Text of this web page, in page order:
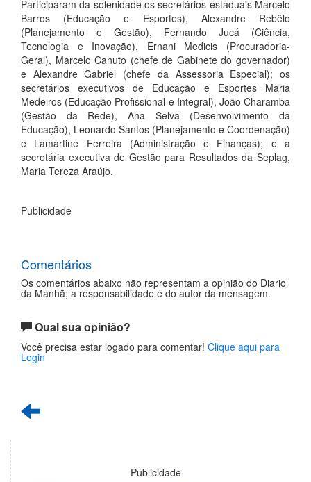
Participaram da solenidade os secretários estaduais Marcelo
Barros (Educação e Esportes), Alexandre Rebêlo
(Planejamento e Gestão), Fernando Jucá (Ciência,
Tecnologia e Inovação), Ernani Medicis (Procuradoria-
Geral), Marcelo Canuto (chefe de Gabinete do governador)
e Alexandre Gabriel (chefe da Assessoria Especial); os
secretários executivos de Educação e Esportes Maria
Medeiros (Educação Profissional e Integral), João Charamba
(Gestão da Rede), Ana Selva (Desenvolvimento da
Educação), Leonardo Santos (Planejamento e Coordenação)
e Lamartine Ferreira (Administração e Finanças); e a
secretária executiva de Gestão para Resultados da Seplag,
Maria Tereza Araújo.
Publicidade
Comentários
Os comentários abaixo não representam a opinião do Diario
da Manhã; a responsabilidade é do autor da mensagem.
Qual sua opinião?
Você precisa estar logado para comentar! Clique aqui para
Login
Publicidade